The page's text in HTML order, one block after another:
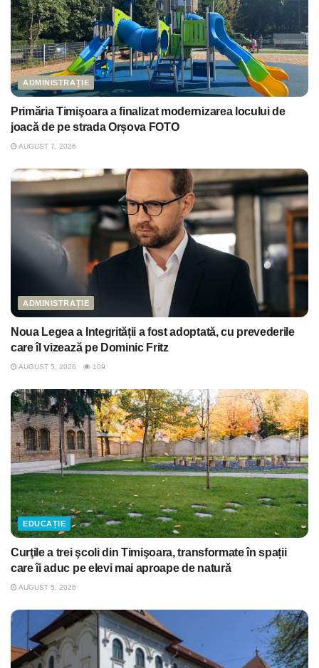
ADMINISTRAȚIE
Primăria Timişoara a finalizat modernizarea locului de
joacă de pe strada Orșova FOTO
AUGUST 7, 2026
ADMINISTRAȚIE
Noua Legea a Integrității a fost adoptată, cu prevederile
care îl vizează pe Dominic Fritz
AUGUST 5, 2026 109
EDUCAȚIE
Curţile a trei şcoli din Timişoara, transformate în spații
care îi aduc pe elevi mai aproape de natură
AUGUST 5, 2026